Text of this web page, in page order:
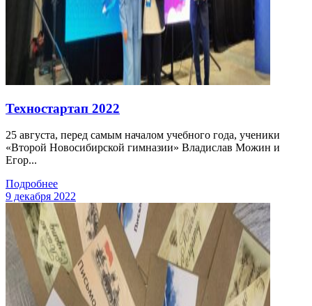
Техностартап 2022
25 августа, перед самым началом учебного года, ученики
«Второй Новосибирской гимназии» Владислав Можин и
Егор...
Подробнее
9 декабря 2022